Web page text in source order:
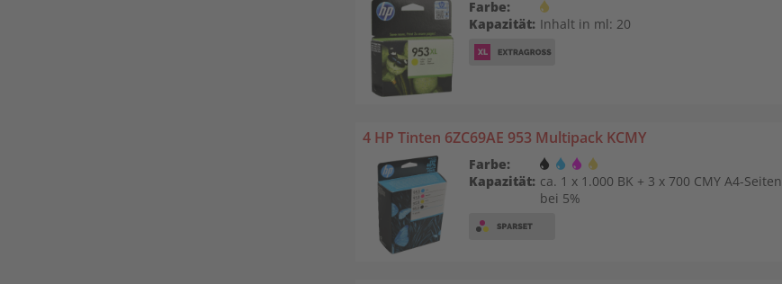
Farbe:
Kapazität: Inhalt in ml: 20
4 HP Tinten 6ZC69AE 953 Multipack KCMY
Farbe:
Kapazität: ca. 1 x 1.000 BK + 3 x 700 CMY A4-Seiten
bei 5%